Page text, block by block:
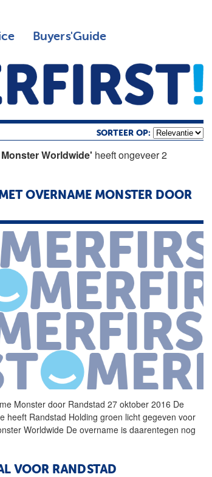
Buyers'Guide
SORTEER OP:
Worldwide' heeft ongeveer 2
OVERNAME MONSTER DOOR
Monster door Randstad 27 oktober 2016 De
heeft Randstad Holding groen licht gegeven voor
Worldwide De overname is daarentegen nog
VOOR RANDSTAD